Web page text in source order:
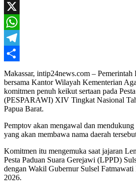
Mail
Facebook
X
WhatsApp
Telegram
Share
Makassar, intip24news.com – Pemerintah
bersama Kantor Wilayah Kementerian
komitmen penuh keikut sertaan pada
(PESPARAWI) XIV Tingkat Nasional
Papua Barat.
Pemptov akan mengawal dan mendukung
yang akan membawa nama daerah
Komitmen itu mengemuka saat jajaran
Pesta Paduan Suara Gerejawi (LPPD)
dengan Wakil Gubernur Sulsel Fatmawati
2026.